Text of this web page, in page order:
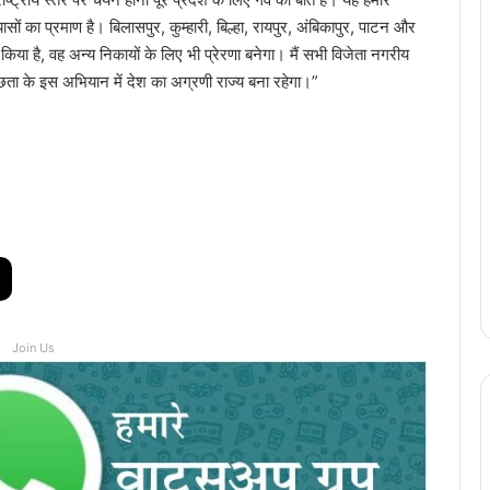
का प्रमाण है। बिलासपुर, कुम्हारी, बिल्हा, रायपुर, अंबिकापुर, पाटन और
है, वह अन्य निकायों के लिए भी प्रेरणा बनेगा। मैं सभी विजेता नगरीय
के इस अभियान में देश का अग्रणी राज्य बना रहेगा।”
Join Us